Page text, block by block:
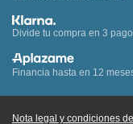
Divide tu compra en 3
Financia hasta en 12
Nota legal y condiciones